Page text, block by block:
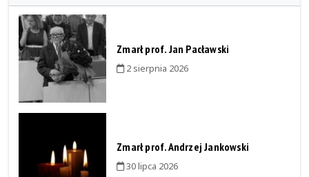
Zmarł prof. Jan Pacławski
2 sierpnia 2026
Zmarł prof. Andrzej Jankowski
30 lipca 2026